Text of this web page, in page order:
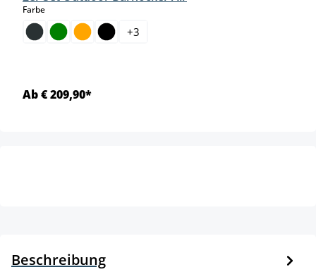
Farbeauswählen
+3
Ab € 209,90*
Beschreibung